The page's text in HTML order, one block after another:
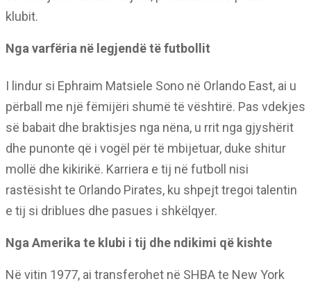
klubit.
Nga varfëria në legjendë të futbollit
I lindur si Ephraim Matsiele Sono në Orlando East, ai u
përball me një fëmijëri shumë të vështirë. Pas vdekjes
së babait dhe braktisjes nga nëna, u rrit nga gjyshërit
dhe punonte që i vogël për të mbijetuar, duke shitur
mollë dhe kikirikë. Karriera e tij në futboll nisi
rastësisht te Orlando Pirates, ku shpejt tregoi talentin
e tij si driblues dhe pasues i shkëlqyer.
Nga Amerika te klubi i tij dhe ndikimi që kishte
Në vitin 1977, ai transferohet në SHBA te New York